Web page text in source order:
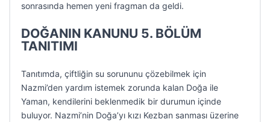
sonrasında hemen yeni fragman da geldi.
DOĞANIN KANUNU 5. BÖLÜM
TANITIMI
Tanıtımda, çiftliğin su sorununu çözebilmek için
Nazmi’den yardım istemek zorunda kalan Doğa ile
Yaman, kendilerini beklenmedik bir durumun içinde
buluyor. Nazmi’nin Doğa’yı kızı Kezban sanması üzerine